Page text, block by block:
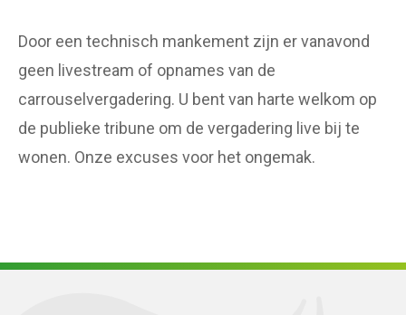
Door een technisch mankement zijn er vanavond
geen livestream of opnames van de
carrouselvergadering. U bent van harte welkom op
de publieke tribune om de vergadering live bij te
wonen. Onze excuses voor het ongemak.